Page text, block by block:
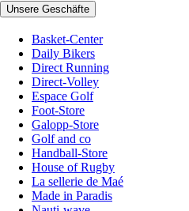
Unsere Geschäfte
Basket-Center
Daily Bikers
Direct Running
Direct-Volley
Espace Golf
Foot-Store
Galopp-Store
Golf and co
Handball-Store
House of Rugby
La sellerie de Maé
Made in Paradis